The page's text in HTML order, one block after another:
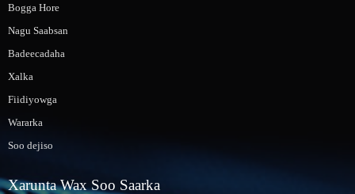
Bogga Hore
Nagu Saabsan
Badeecadaha
Xalka
Fiidiyowga
Wararka
Soo dejiso
Xarunta Wax Soo Saarka